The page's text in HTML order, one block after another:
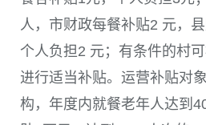
人，市财政每餐补贴2 元，
个人负担2 元；有条件的村
进行适当补贴。运营补贴对
构，年度内就餐老年人达到